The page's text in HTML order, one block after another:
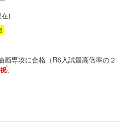
)
専攻に合格（R6入試最高倍率の２